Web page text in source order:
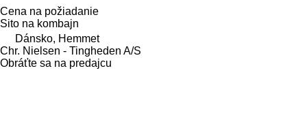
Cena na požiadanie
Sito na kombajn
Dánsko, Hemmet
Chr. Nielsen - Tingheden A/S
Obráťte sa na predajcu